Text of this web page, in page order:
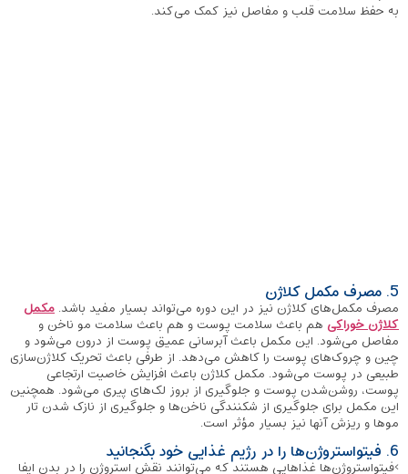
به حفظ سلامت قلب و مفاصل نیز کمک می‌کند.
5. مصرف مکمل کلاژن
مصرف مکمل‌های کلاژن نیز در این دوره می‌تواند بسیار مفید باشد. مکمل
کلاژن خوراکی هم باعث سلامت پوست و هم باعث سلامت مو ناخن و
مفاصل می‌شود. این مکمل باعث آبرسانی عمیق پوست از درون می‌شود و
چین و چروک‌های پوست را کاهش می‌دهد. از طرفی باعث تحریک کلاژن‌سازی
طبیعی در پوست می‌شود. مکمل کلاژن باعث افزایش خاصیت ارتجاعی
پوست، روشن‌شدن پوست و جلوگیری از بروز لک‌های پیری می‌شود. همچنین
این مکمل برای جلوگیری از شکنندگی ناخن‌ها و جلوگیری از نازک شدن تار
موها و ریزش آنها نیز بسیار مؤثر است.
6. فیتواستروژن‌ها را در رژیم غذایی خود بگنجانید
>فیتواستروژن‌ها غذاهایی هستند که می‌توانند نقش استروژن را در بدن ایفا